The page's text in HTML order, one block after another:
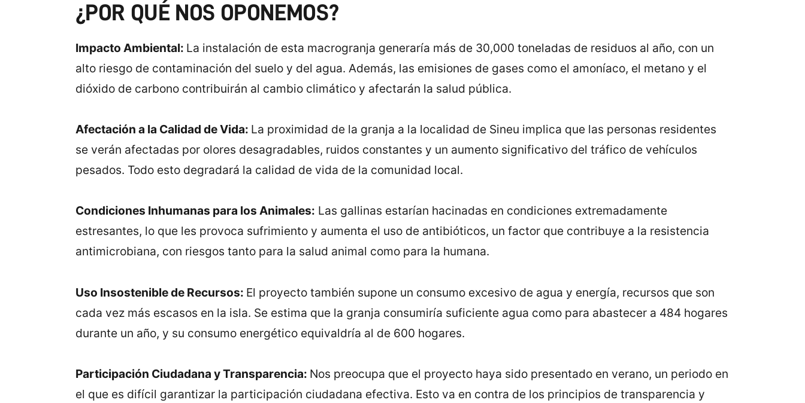
¿POR QUÉ NOS OPONEMOS?
Impacto Ambiental: La instalación de esta macrogranja generaría más de 30,000 toneladas de residuos al año, con un
alto riesgo de contaminación del suelo y del agua. Además, las emisiones de gases como el amoníaco, el metano y el
dióxido de carbono contribuirán al cambio climático y afectarán la salud pública.
Afectación a la Calidad de Vida: La proximidad de la granja a la localidad de Sineu implica que las personas residentes
se verán afectadas por olores desagradables, ruidos constantes y un aumento significativo del tráfico de vehículos
pesados. Todo esto degradará la calidad de vida de la comunidad local.
Condiciones Inhumanas para los Animales: Las gallinas estarían hacinadas en condiciones extremadamente
estresantes, lo que les provoca sufrimiento y aumenta el uso de antibióticos, un factor que contribuye a la resistencia
antimicrobiana, con riesgos tanto para la salud animal como para la humana.
Uso Insostenible de Recursos: El proyecto también supone un consumo excesivo de agua y energía, recursos que son
cada vez más escasos en la isla. Se estima que la granja consumiría suficiente agua como para abastecer a 484 hogares
durante un año, y su consumo energético equivaldría al de 600 hogares.
Participación Ciudadana y Transparencia: Nos preocupa que el proyecto haya sido presentado en verano, un periodo en
el que es difícil garantizar la participación ciudadana efectiva. Esto va en contra de los principios de transparencia y